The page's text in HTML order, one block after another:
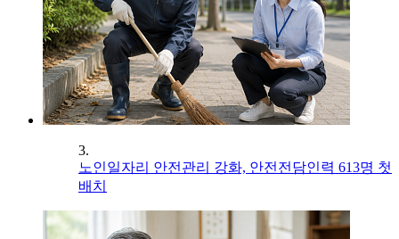
3.
노인일자리 안전관리 강화, 안전전담인력 613명 첫
배치